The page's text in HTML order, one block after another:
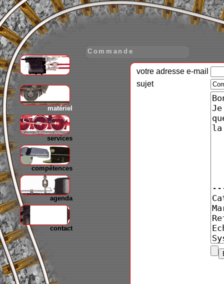
matériel
services
compétences
agenda
contact
Commande
votre adresse e-mail
sujet